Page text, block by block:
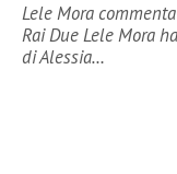
Lele Mora
Rai Due Lele Mora
di Alessia…